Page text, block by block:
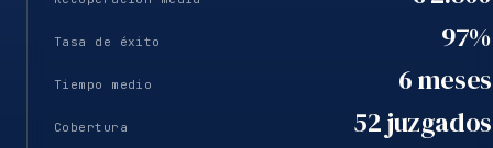
Tasa de éxito 97%
Tiempo medio 6 meses
Cobertura 52 juzgados